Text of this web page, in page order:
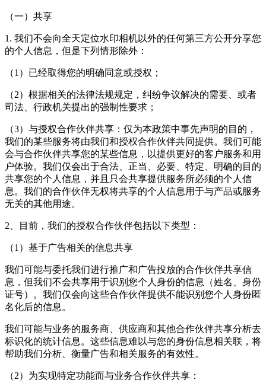
（一）共享
1. 我们不会向全天定位水印相机以外的任何第三方公开分享您
的个人信息，但是下列情形除外：
（1）已经取得您的明确同意或授权；
（2）根据相关的法律法规规定，纠纷争议解决的需要、或者
司法、行政机关提出的强制性要求；
（3）与授权合作伙伴共享：仅为本政策中事先声明的目的，
我们的某些服务将由我们和授权合作伙伴共同提供。我们可能
会与合作伙伴共享您的某些信息，以提供更好的客户服务和用
户体验。我们仅会出于合法、正当、必要、特定、明确的目的
共享您的个人信息，并且只会共享提供服务所必须的个人信
息。我们的合作伙伴无权将共享的个人信息用于与产品或服务
无关的其他用途。
2、目前，我们的授权合作伙伴包括以下类型：
（1）基于广告相关的信息共享
我们可能与委托我们进行推广和广告投放的合作伙伴共享信
息，但我们不会共享用于识别您个人身份的信息（姓名、身份
证号）。我们仅会向这些合作伙伴提供不能识别您个人身份匿
名化后的信息。
我们可能与业务的服务商、供应商和其他合作伙伴共享分析去
标识化的统计信息。这些信息难以与您的身份信息相关联，将
帮助我们分析、衡量广告和相关服务的有效性。
（2）为实现特定功能而与业务合作伙伴共享：